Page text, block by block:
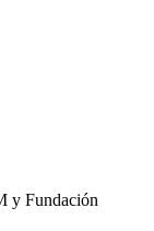
y Fundación